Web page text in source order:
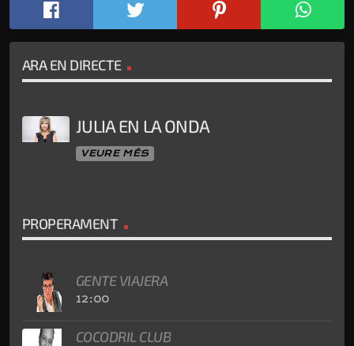
ARA EN DIRECTE
JULIA EN LA ONDA
VEURE MÉS
PROPERAMENT
GENTE VIAJERA
12:00
COCODRIL CLUB